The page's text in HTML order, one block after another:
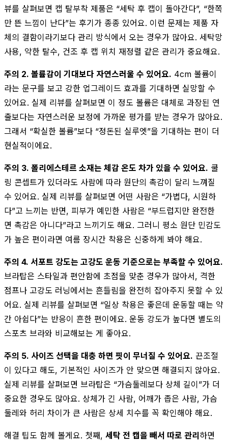
뷰를 살펴보면 캡 탈부착 제품은 “세탁 후 캡이 돌아간다”, “한쪽
만 뜬 느낌이 난다”는 후기가 종종 있어요. 이런 문제는 제품 자
체의 결함이라기보다 관리 방식에서 오는 경우가 많아요. 세탁망
사용, 약한 탈수, 건조 후 캡 위치 재정렬 같은 관리가 중요해요.
주의 2. 볼륨감이 기대보다 자연스러울 수 있어요. 4cm 볼륨이
라는 문구를 보고 강한 업그레이드 효과를 기대하면 실망할 수
있어요. 실제 리뷰를 살펴보면 이 정도 볼륨은 대체로 과장된 연
출보다는 자연스러운 보정에 가까운 평가를 받는 경우가 많아요.
그래서 “확실한 볼륨”보다 “정돈된 실루엣”을 기대하는 편이 더
현실적이에요.
주의 3. 폴리에스테르 소재는 체감 온도 차가 있을 수 있어요. 쿨
링 콘셉트가 있더라도 사람에 따라 원단의 촉감이 달리 느껴질
수 있어요. 실제 리뷰를 살펴보면 어떤 사람은 “가볍다, 시원하
다”고 느끼는 반면, 피부가 예민한 사람은 “부드럽지만 완전한
면 촉감은 아니다”라고 느끼기도 해요. 그러니 평소 원단 민감도
가 높은 편이라면 여름 장시간 착용은 신중하게 봐야 해요.
주의 4. 서포트 강도는 고강도 운동 기준으로는 부족할 수 있어요.
브라탑은 스타일과 편안함에 초점을 맞춘 경우가 많아서, 격한
점프나 고강도 러닝에서는 흔들림을 완전히 잡아주지 못할 수 있
어요. 실제 리뷰를 살펴보면 “일상 착용은 좋은데 운동할 때는 약
간 아쉽다”는 반응이 흔한 편이에요. 운동 강도가 높다면 별도의
스포츠 브라와 비교해보는 게 좋아요.
주의 5. 사이즈 선택을 대충 하면 핏이 무너질 수 있어요. 끈조절
이 있다고 해도, 기본적인 사이즈가 안 맞으면 해결되지 않아요.
실제 리뷰를 살펴보면 브라탑은 “가슴둘레보다 상체 길이”가 더
중요한 경우도 많아요. 상체가 긴 사람, 어깨가 좁은 사람, 가슴
둘레와 허리 차이가 큰 사람은 상세 치수를 꼭 확인해야 해요.
해결 팁도 함께 볼게요. 첫째, 세탁 전 캡을 빼서 따로 관리하면